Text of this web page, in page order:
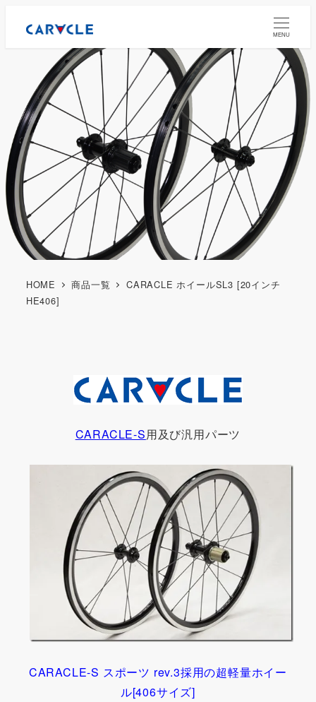
MENU
HOME 商品一覧
CARACLE ホイールSL3 [20インチ
HE406]
CARACLE-S用及び汎用パーツ
CARACLE-S スポーツ rev.3採用の超軽量ホイー
ル[406サイズ]